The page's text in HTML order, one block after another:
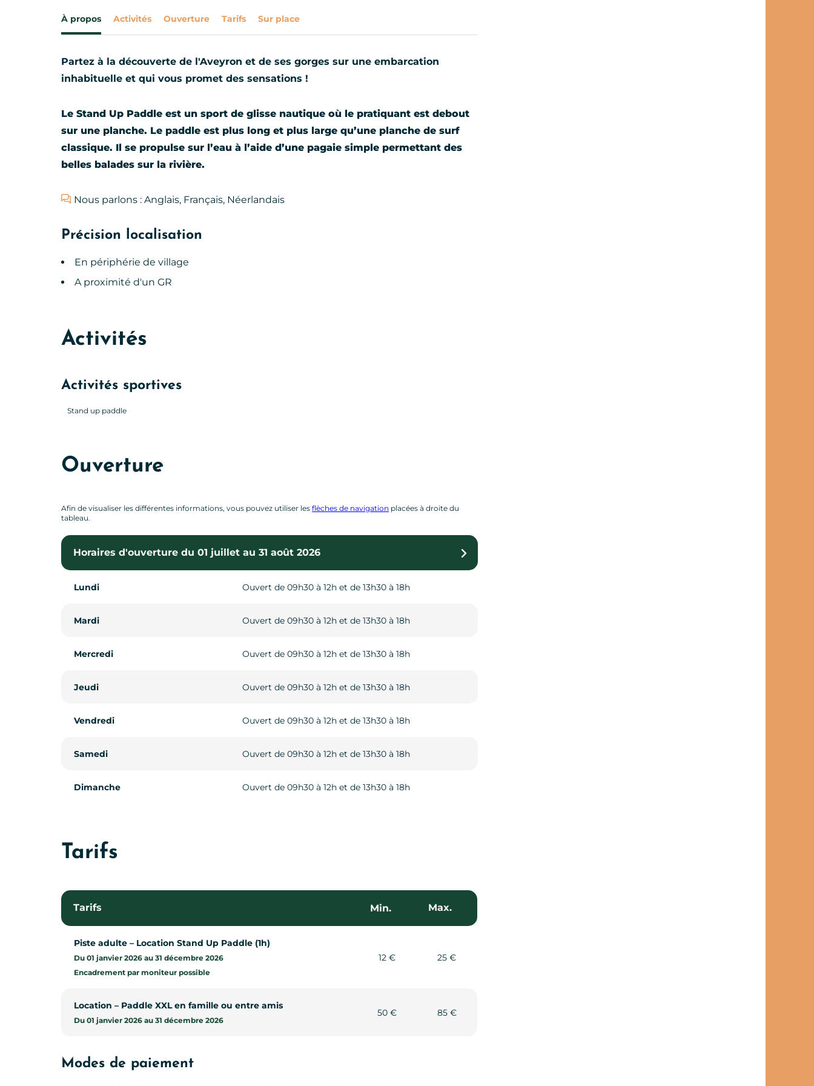
À propos Activités Ouverture Tarifs Sur place
Partez à la découverte de l'Aveyron et de ses gorges sur une embarcation
inhabituelle et qui vous promet des sensations !
Le Stand Up Paddle est un sport de glisse nautique où le pratiquant est debout
sur une planche. Le paddle est plus long et plus large qu’une planche de surf
classique. Il se propulse sur l’eau à l’aide d’une pagaie simple permettant des
belles balades sur la rivière.
Nous parlons : Anglais, Français, Néerlandais
Précision localisation
En périphérie de village
A proximité d'un GR
Activités
Activités sportives
Stand up paddle
Ouverture
Afin de visualiser les différentes informations, vous pouvez utiliser lesflèches de navigation placées à droite du
tableau.
Horaires d'ouverture du 01 juillet au 31 août 2026
Lundi Ouvert de 09h30 à 12h et de 13h30 à 18h
Mardi Ouvert de 09h30 à 12h et de 13h30 à 18h
Mercredi Ouvert de 09h30 à 12h et de 13h30 à 18h
Jeudi Ouvert de 09h30 à 12h et de 13h30 à 18h
Vendredi Ouvert de 09h30 à 12h et de 13h30 à 18h
Samedi Ouvert de 09h30 à 12h et de 13h30 à 18h
Dimanche Ouvert de 09h30 à 12h et de 13h30 à 18h
Horaires d'ouverture du 01 septembre au 31 octobre 2026
Lundi Ouvert de 09h à 12h et de 13h30 à 17h30
Mardi Ouvert de 09h à 12h et de 13h30 à 17h30
Mercredi Ouvert de 09h à 12h et de 13h30 à 17h30
Jeudi Ouvert de 09h à 12h et de 13h30 à 17h30
Vendredi Ouvert de 09h à 12h et de 13h30 à 17h30
Samedi Ouvert de 09h à 12h et de 13h30 à 17h30
Dimanche Ouvert de 09h à 12h et de 13h30 à 17h30
Tarifs
Tarifs Min. Max.
Piste adulte – Location Stand Up Paddle (1h)
Du 01 janvier 2026 au 31 décembre 2026
Encadrement par moniteur possible
12 € 25 €
Location – Paddle XXL en famille ou entre amis
Du 01 janvier 2026 au 31 décembre 2026
50 € 85 €
Modes de paiement